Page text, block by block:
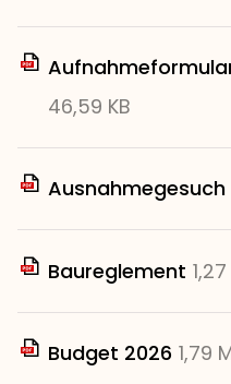
46,59 KB
Ausnahmegesuch
Baureglement
Budget 2026 1,79